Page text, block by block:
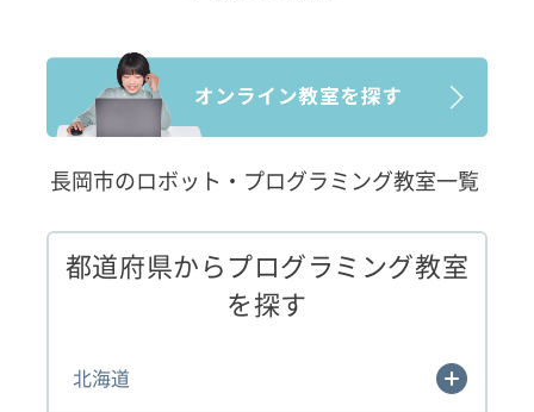
長岡市のロボット・プログラミング教室一覧
都道府県からプログラミング教室
を探す
北海道